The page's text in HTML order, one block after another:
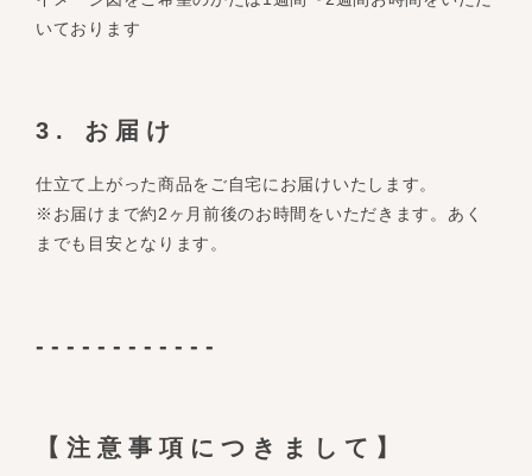
いております
3. お届け
仕立て上がった商品をご自宅にお届けいたします。
※お届けまで約2ヶ月前後のお時間をいただきます。あく
までも目安となります。
------------
【注意事項につきまして】